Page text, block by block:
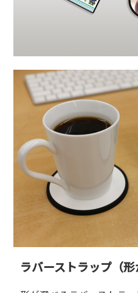
ラバーストラップ（形